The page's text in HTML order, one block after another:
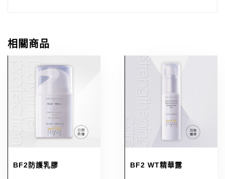
相關商品
BF2防護乳膠 BF2 WT精華露